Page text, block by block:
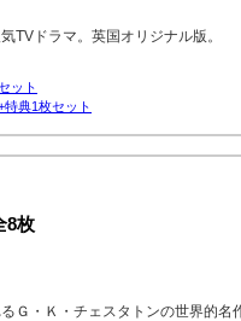
TVドラマ。英国オリジナル版。
ット
典1枚セット
8枚
Ｇ・Ｋ・チェスタトンの世界的名